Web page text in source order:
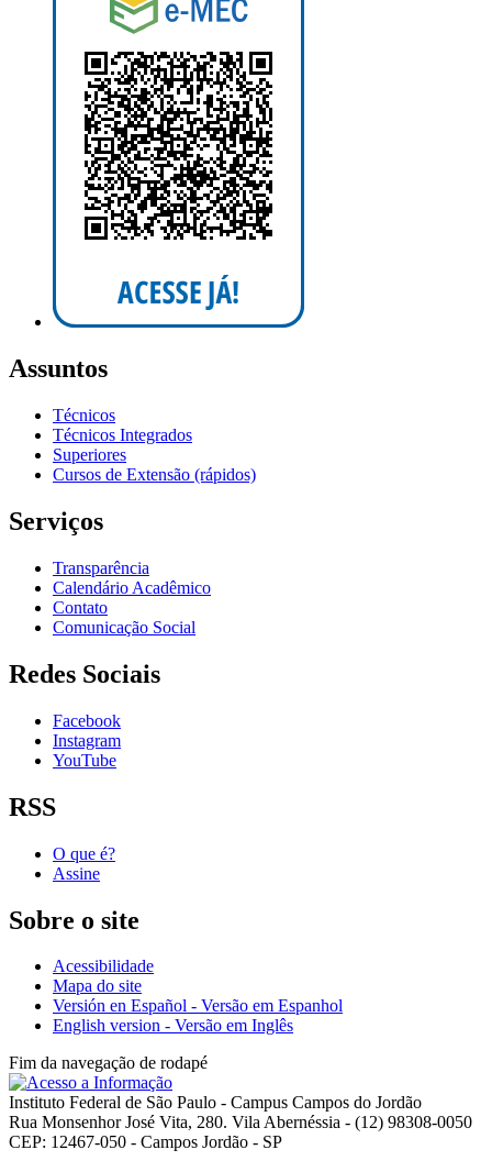
Assuntos
Técnicos
Técnicos Integrados
Superiores
Cursos de Extensão (rápidos)
Serviços
Transparência
Calendário Acadêmico
Contato
Comunicação Social
Redes Sociais
Facebook
Instagram
YouTube
RSS
O que é?
Assine
Sobre o site
Acessibilidade
Mapa do site
Versión en Español - Versão em Espanhol
English version - Versão em Inglês
Fim da navegação de rodapé
Instituto Federal de São Paulo - Campus Campos do Jordão
Rua Monsenhor José Vita, 280. Vila Abernéssia - (12) 98308-0050
CEP: 12467-050 - Campos Jordão - SP